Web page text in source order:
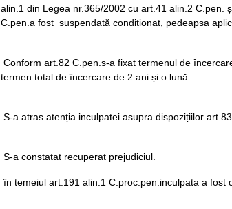
alin.1 din Legea nr.365/2002 cu art.41 alin.2 C.pen.
C.pen.a fost suspendată condiționat, pedeapsa
Conform art.82 C.pen.s-a fixat termenul de
termen total de încercare de 2 ani și o lună.
S-a atras atenția inculpatei asupra dispozițiilor
S-a constatat recuperat prejudiciul.
în temeiul art.191 alin.1 C.proc.pen.inculpata a fost